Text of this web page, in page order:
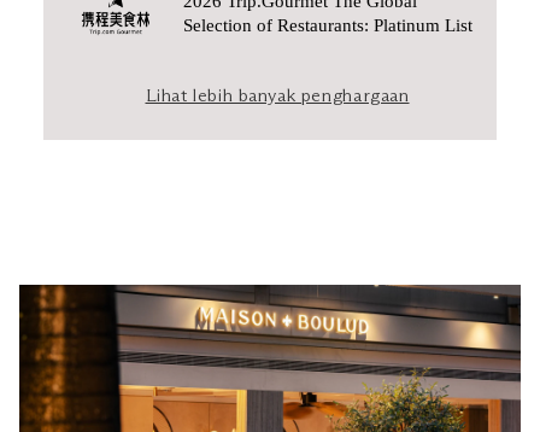
Selection of Restaurants: Platinum List
Lihat lebih banyak penghargaan